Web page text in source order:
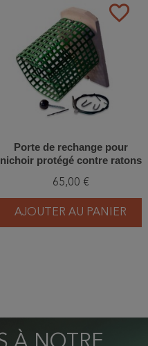
favorite_border
Porte de rechange pour
nichoir protégé contre ratons
Schwegler (2GR-WBS -
838/1)
65,00 €
AJOUTER AU PANIER